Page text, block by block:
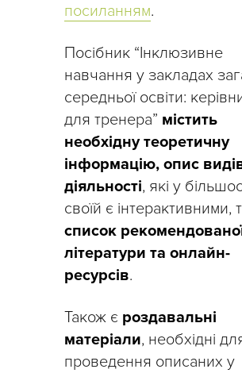
посиланням.
Посібник “Інклюзивне
навчання у закладах
середньої освіти:
для тренера” містить
необхідну теоретичну
інформацію, опис
діяльності, які у
своїй є інтерактивними,
список
літератури та онлайн-
ресурсів.
Також є роздавальні
матеріали, необхідні
проведення описаних у